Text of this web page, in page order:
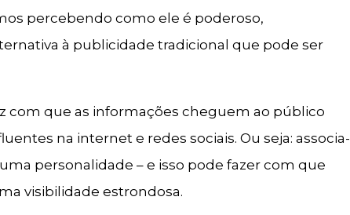
percebendo como ele é poderoso,
à publicidade tradicional que pode ser
com que as informações cheguem ao público
na internet e redes sociais. Ou seja: associa-
personalidade – e isso pode fazer com que
visibilidade estrondosa.